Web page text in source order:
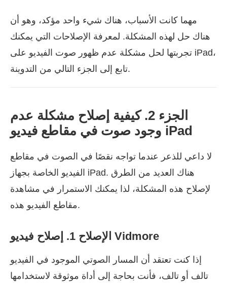
مهما كانت الأسباب، هناك شيء واحد مؤكد، وهو أن
هناك حل لهذه المشكلة. لمعرفة الإصلاحات التي يمكنك
تجربتها لحل مشكلة عدم ظهور صوت الفيديو على iPad،
تابع إلى الجزء التالي من التدوينة.
الجزء 2. كيفية إصلاح مشكلة عدم
وجود صوت في مقاطع فيديو iPad
لا داعي للذعر عندما تواجه نقصًا في الصوت في مقاطع
الفيديو الخاصة بجهاز iPad. هناك العديد من الطرق
لإصلاح هذه المشكلة، لذا يمكنك الاستمرار في مشاهدة
مقاطع الفيديو هذه.
الإصلاح 1. إصلاح فيديو Vidmore
إذا كنت تعتقد أن المسار الصوتي الموجود في الفيديو
تالف أو تالف، فأنت بحاجة إلى أداة موثوقة لاستخدامها